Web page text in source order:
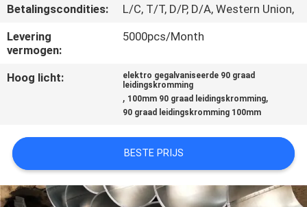
NIEUWS
GEVALLEN
PRIVACY
POLICY
Betalingscondities:
L/C, T/T, D/P, D/A, Western Union,
Levering
vermogen:
5000pcs/Month
Hoog licht:
elektro gegalvaniseerde 90 graad
leidingskromming
, 100mm 90 graad leidingskromming,
90 graad leidingskromming 100mm
BESTE PRIJS